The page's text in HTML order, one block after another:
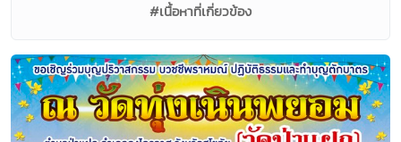
#เนื้อหาที่เกี่ยวข้อง